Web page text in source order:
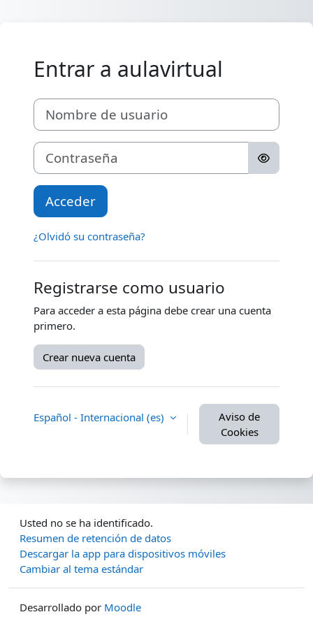
Entrar a aulavirtual
Nombre de usuario
Contraseña
Acceder
¿Olvidó su contraseña?
Registrarse como usuario
Para acceder a esta página debe crear una cuenta
primero.
Crear nueva cuenta
Español - Internacional ‎(es)‎
Aviso de
Cookies
Usted no se ha identificado.
Resumen de retención de datos
Descargar la app para dispositivos móviles
Cambiar al tema estándar
Desarrollado por Moodle